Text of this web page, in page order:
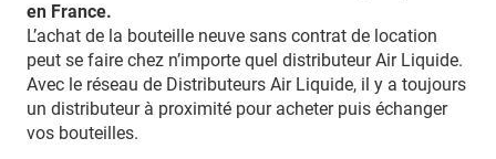
en France.
L’achat de la bouteille neuve sans contrat de location
peut se faire chez n’importe quel distributeur Air Liquide.
Avec le réseau de Distributeurs Air Liquide, il y a toujours
un distributeur à proximité pour acheter puis échanger
vos bouteilles.